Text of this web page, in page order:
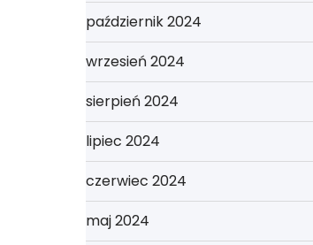
październik 2024
wrzesień 2024
sierpień 2024
lipiec 2024
czerwiec 2024
maj 2024